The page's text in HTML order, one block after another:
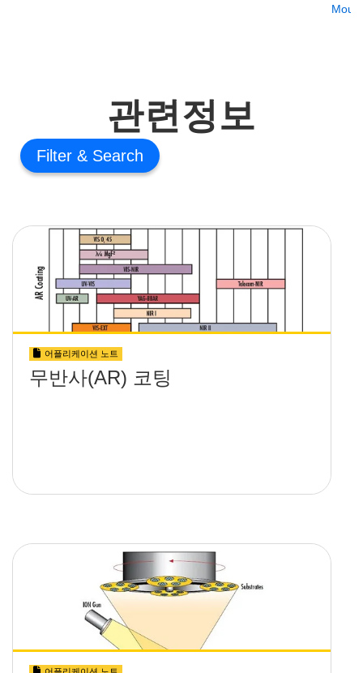
관련정보
Filter
어플리케이션 노트
무반사(AR) 코팅